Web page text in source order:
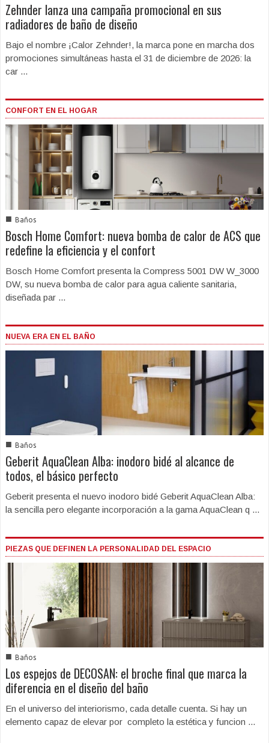
Zehnder lanza una campaña promocional en sus
radiadores de baño de diseño
Bajo el nombre ¡Calor Zehnder!, la marca pone en marcha dos
promociones simultáneas hasta el 31 de diciembre de 2026: la
car ...
CONFORT EN EL HOGAR
■ Baños
Bosch Home Comfort: nueva bomba de calor de ACS que
redefine la eficiencia y el confort
Bosch Home Comfort presenta la Compress 5001 DW W_3000
DW, su nueva bomba de calor para agua caliente sanitaria,
diseñada par ...
NUEVA ERA EN EL BAÑO
■ Baños
Geberit AquaClean Alba: inodoro bidé al alcance de
todos, el básico perfecto
Geberit presenta el nuevo inodoro bidé Geberit AquaClean Alba:
la sencilla pero elegante incorporación a la gama AquaClean q ...
PIEZAS QUE DEFINEN LA PERSONALIDAD DEL ESPACIO
■ Baños
Los espejos de DECOSAN: el broche final que marca la
diferencia en el diseño del baño
En el universo del interiorismo, cada detalle cuenta. Si hay un
elemento capaz de elevar por completo la estética y funcion ...